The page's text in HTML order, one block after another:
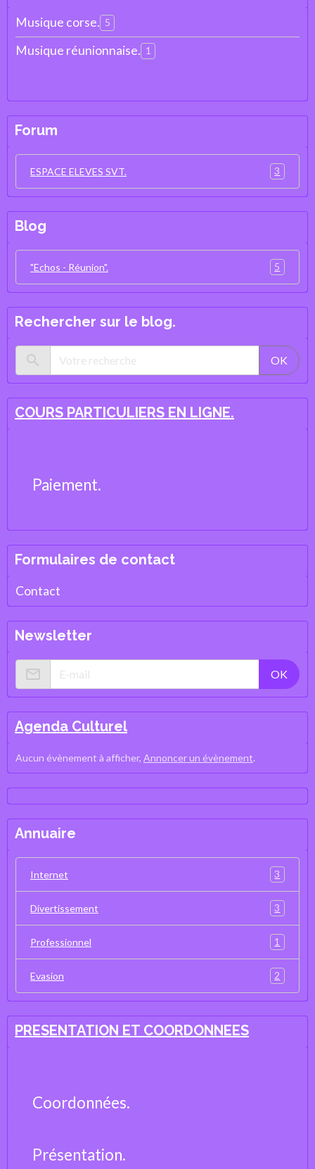
Musique corse. 5
Musique réunionnaise. 1
Forum
ESPACE ELEVES SVT. 3
Blog
"Echos - Réunion". 5
Rechercher sur le blog.
OK
COURS PARTICULIERS EN LIGNE.
Paiement.
Formulaires de contact
Contact
Newsletter
OK
Agenda Culturel
Aucun évènement à afficher, Annoncer un évènement.
Annuaire
Internet 3
Divertissement 3
Professionnel 1
Evasion 2
PRESENTATION ET COORDONNEES
Coordonnées.
Présentation.